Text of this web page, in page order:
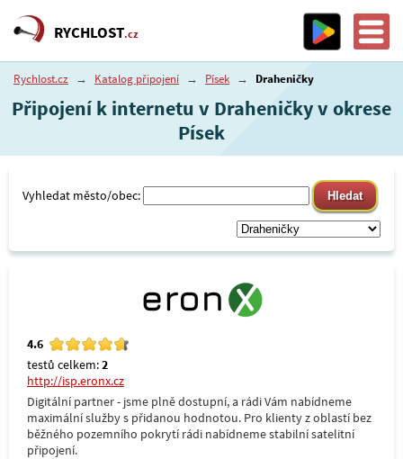
RYCHLOST.cz
Rychlost.cz → Katalog připojení → Písek → Draheničky
Připojení k internetu v Draheničky v okrese
Písek
Vyhledat město/obec:
4.6
testů celkem:2
http://isp.eronx.cz
Digitální partner - jsme plně dostupní, a rádi Vám nabídneme
maximální služby s přidanou hodnotou. Pro klienty z oblastí bez
běžného pozemního pokrytí rádi nabídneme stabilní satelitní
připojení.